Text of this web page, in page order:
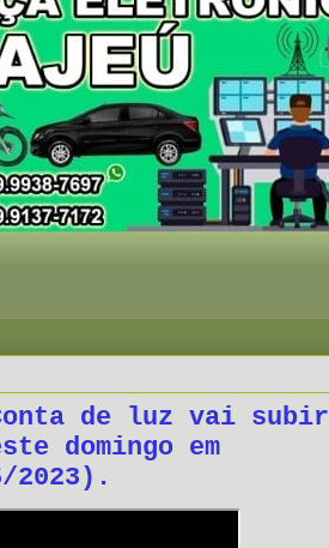
de luz vai subir
domingo em
2023).